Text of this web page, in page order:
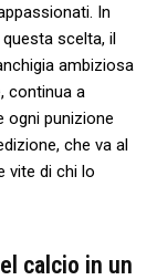
In‍
scelta, il
‍ambiziosa
⁣continua a
ogni punizione
che va al⁣
vite ⁢di chi lo
calcio in un